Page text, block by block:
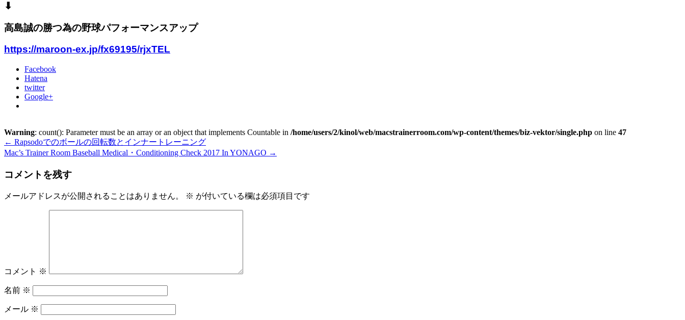
⬇︎
高島誠の勝つ為の野球パフォーマンスアップ
https://maroon-ex.jp/fx69195/rjxTEL
Facebook
Hatena
twitter
Google+
Warning: count(): Parameter must be an array or an object that implements Countable in /home/users/2/kinol/web/macstrainerroom.com/wp-content/themes/biz-vektor/single.php on line 47
← Rapsodoでのボールの回転数とインナートレーニング
Mac’s Trainer Room Baseball Medical・Conditioning Check 2017 In YONAGO →
コメントを残す
メールアドレスが公開されることはありません。 ※ が付いている欄は必須項目です
コメント ※
名前 ※
メール ※